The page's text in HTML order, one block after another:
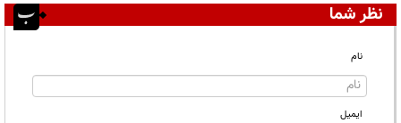
نظر شما
نام
ایمیل